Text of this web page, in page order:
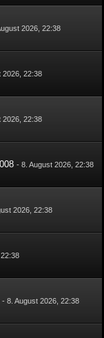
2026, 22:38
2026, 22:38
2026, 22:38
-8. August 2026, 22:38
2026, 22:38
-8. August 2026, 22:38